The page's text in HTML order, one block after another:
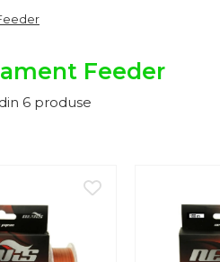
Feeder
din 6 produse